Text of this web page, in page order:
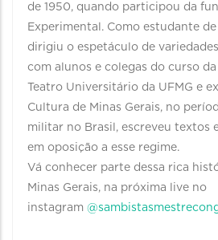
de 1950, quando participou da
Experimental. Como estudante de
dirigiu o espetáculo de
com alunos e colegas do curso
Teatro Universitário da UFMG e
Cultura de Minas Gerais, no
militar no Brasil, escreveu textos
em oposição a esse regime.
Vá conhecer parte dessa rica
Minas Gerais, na próxima live no
instagram